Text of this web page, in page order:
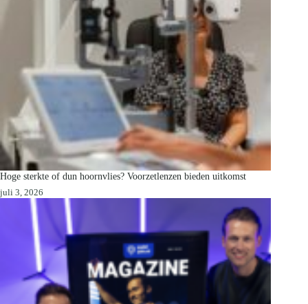
Hoge sterkte of dun hoornvlies? Voorzetlenzen bieden uitkomst
juli 3, 2026